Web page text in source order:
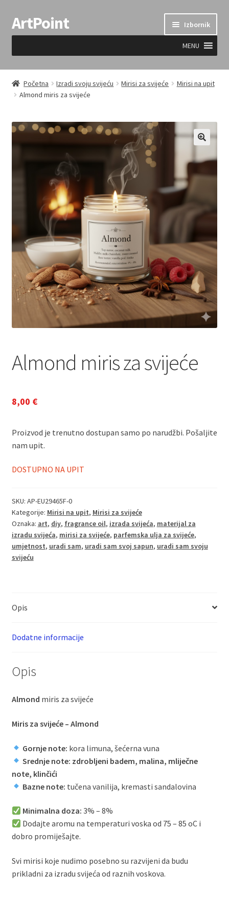
Preskoči
na
Skoči
do
ArtPoint Izbornik
MENU
Uvjeti prodaje
Početna Izradi svoju svijeću Mirisi za svijeće
Mirisi na upit
Almond miris za svijeće
Almond miris za svijeće
8,00 €
Proizvod je trenutno dostupan samo po narudžbi. Pošaljite
nam upit.
DOSTUPNO NA UPIT
SKU: AP-EU29465F-0
Kategorije: Mirisi na upit, Mirisi za svijeće
Oznaka: art, diy, fragrance oil, izrada svijeća, materijal za
izradu svijeća, mirisi za svijeće, parfemska ulja za svijeće,
umjetnost, uradi sam, uradi sam svoj sapun, uradi sam svoju
svijeću
Opis
Dodatne informacije
Opis
Almond miris za svijeće
Miris za svijeće – Almond
Gornje note: kora limuna, šećerna vuna
Srednje note: zdrobljeni badem, malina, mliječne
note, klinčići
Bazne note: tučena vanilija, kremasti sandalovina
Minimalna doza: 3% – 8%
Dodajte aromu na temperaturi voska od 75 – 85 oC i
dobro promiješajte.
Svi mirisi koje nudimo posebno su razvijeni da budu
prikladni za izradu svijeća od raznih voskova.